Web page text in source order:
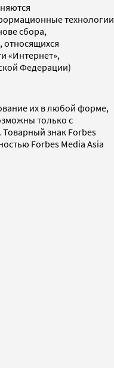
технологии
сбора,
относящихся
«Интернет»,
Федерации)
их в любой форме,
только с
знак Forbes
Forbes Media Asia